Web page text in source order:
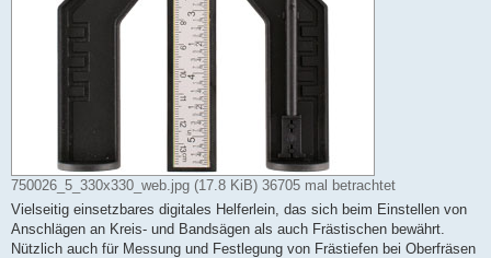
750026_5_330x330_web.jpg (17.8 KiB) 36705 mal betrachtet
Vielseitig einsetzbares digitales Helferlein, das sich beim Einstellen von
Anschlägen an Kreis- und Bandsägen als auch Frästischen bewährt.
Nützlich auch für Messung und Festlegung von Frästiefen bei Oberfräsen